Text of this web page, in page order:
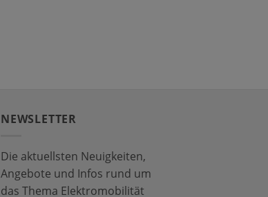
NEWSLETTER
Die aktuellsten Neuigkeiten,
Angebote und Infos rund um
das Thema Elektromobilität